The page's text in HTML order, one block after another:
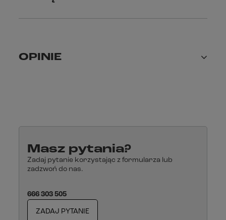
OPINIE
Masz pytania?
Zadaj pytanie korzystając z formularza lub
zadzwoń do nas.
666 303 505
ZADAJ PYTANIE